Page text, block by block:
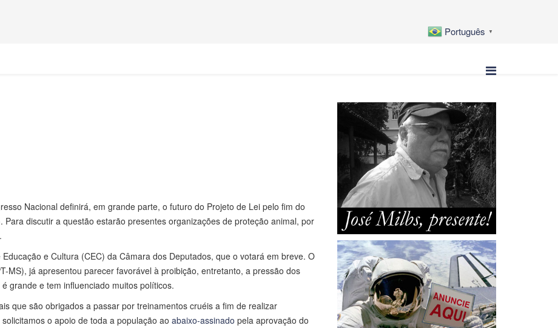
Português ▼
Nacional definirá, em grande parte, o futuro do Projeto de Lei pelo fim do
Para discutir a questão estarão presentes organizações de proteção animal, por
e Cultura (CEC) da Câmara dos Deputados, que o votará em breve. O
MS), já apresentou parecer favorável à proibição, entretanto, a pressão dos
grande e tem influenciado muitos políticos.
que são obrigados a passar por treinamentos cruéis a fim de realizar
o apoio de toda a população ao abaixo-assinado pela aprovação do